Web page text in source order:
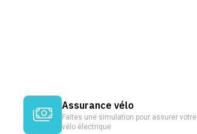
Assurance vélo
Faites une simulation pour assurer votre
vélo électrique